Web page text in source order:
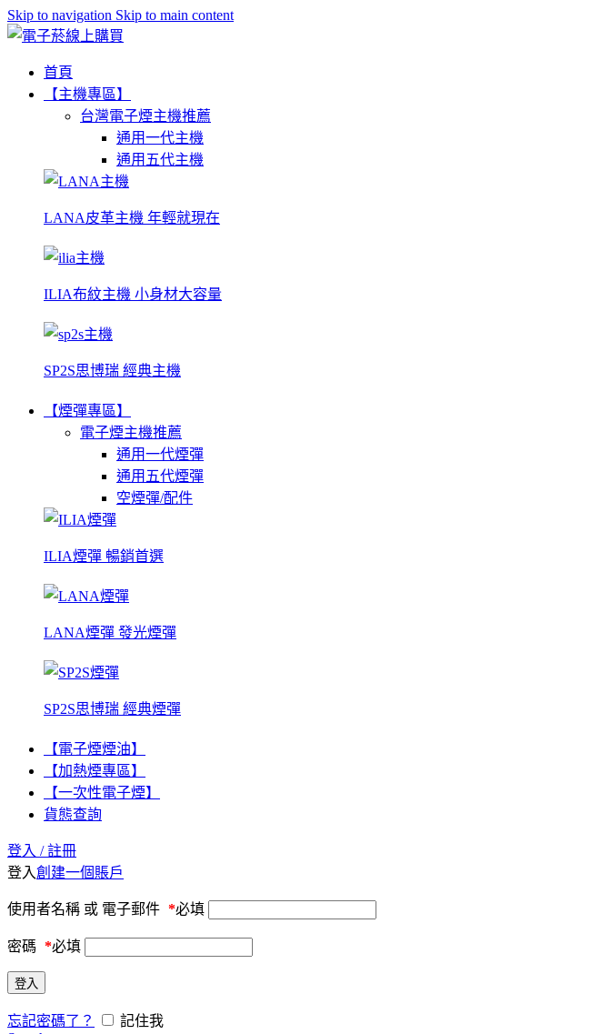
Skip to navigation Skip to main content
首頁
【主機專區】
台灣電子煙主機推薦
通用一代主機
通用五代主機
LANA皮革主機 年輕就現在
ILIA布紋主機 小身材大容量
SP2S思博瑞 經典主機
【煙彈專區】
電子煙主機推薦
通用一代煙彈
通用五代煙彈
空煙彈/配件
ILIA煙彈 暢銷首選
LANA煙彈 發光煙彈
SP2S思博瑞 經典煙彈
【電子煙煙油】
【加熱煙專區】
【一次性電子煙】
貨態查詢
登入 / 註冊
登入創建一個賬戶
使用者名稱 或 電子郵件 *必填
密碼 *必填
登入
忘記密碼了？
記住我